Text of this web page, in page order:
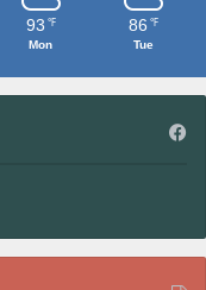
93 ℉
Mon
86 ℉
Tue